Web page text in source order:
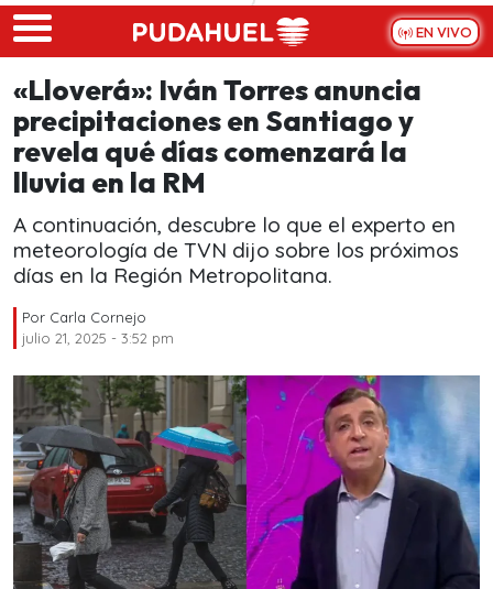
Skip to main content
EN VIVO
«Lloverá»: Iván Torres anuncia
precipitaciones en Santiago y
revela qué días comenzará la
lluvia en la RM
A continuación, descubre lo que el experto en
meteorología de TVN dijo sobre los próximos
días en la Región Metropolitana.
Por Carla Cornejo
julio 21, 2025 - 3:52 pm